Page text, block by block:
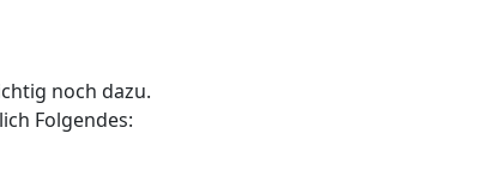
noch dazu.
Folgendes: